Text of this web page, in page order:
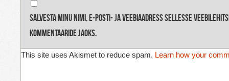
Salvesta minu nimi, e-posti- ja veebiaadress sellesse
kommentaaride jaoks.
This site uses Akismet to reduce spam. Learn how your